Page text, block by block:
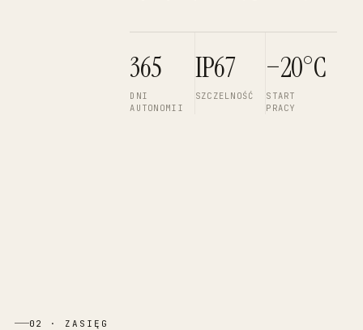
365
DNI
AUTONOMII
IP67
SZCZELNOŚĆ
−20°C
START
PRACY
02 · ZASIĘG